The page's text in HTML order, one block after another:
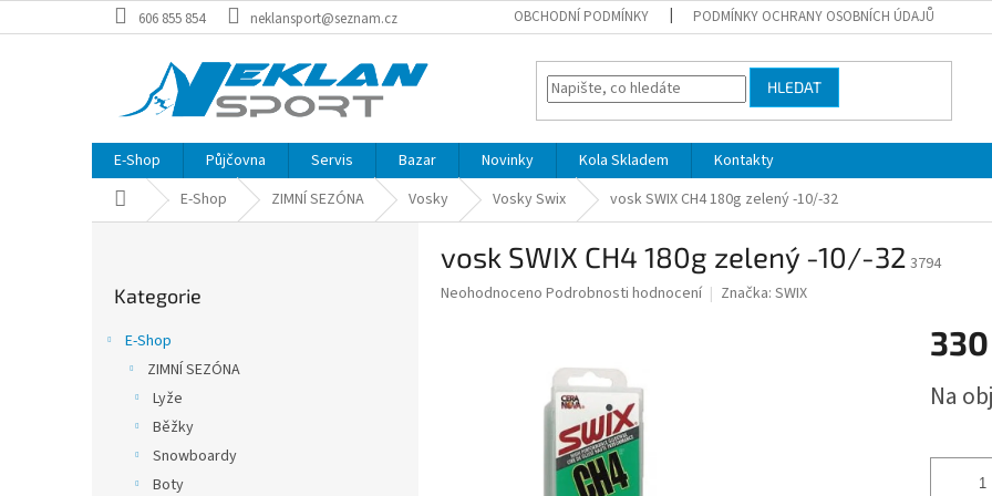
na
606 855 854 neklansport@seznam.cz OBCHODNÍ PODMÍNKY PODMÍNKY OCHRANY OSOBNÍCH ÚDAJŮ
HLEDAT
E-Shop Půjčovna Servis Bazar Novinky Kola Skladem
Kontakty
Domů E-Shop ZIMNÍ SEZÓNA Vosky Vosky Swix vosk SWIX CH4 180g zelený -10/-32
kategorie
Kategorie
E-Shop
ZIMNÍ SEZÓNA
Lyže
Běžky
Snowboardy
Boty
vosk SWIX CH4 180g zelený -10/-32 3794
Průměrné
Neohodnoceno Podrobnosti hodnocení Značka: SWIX
cena:
Na